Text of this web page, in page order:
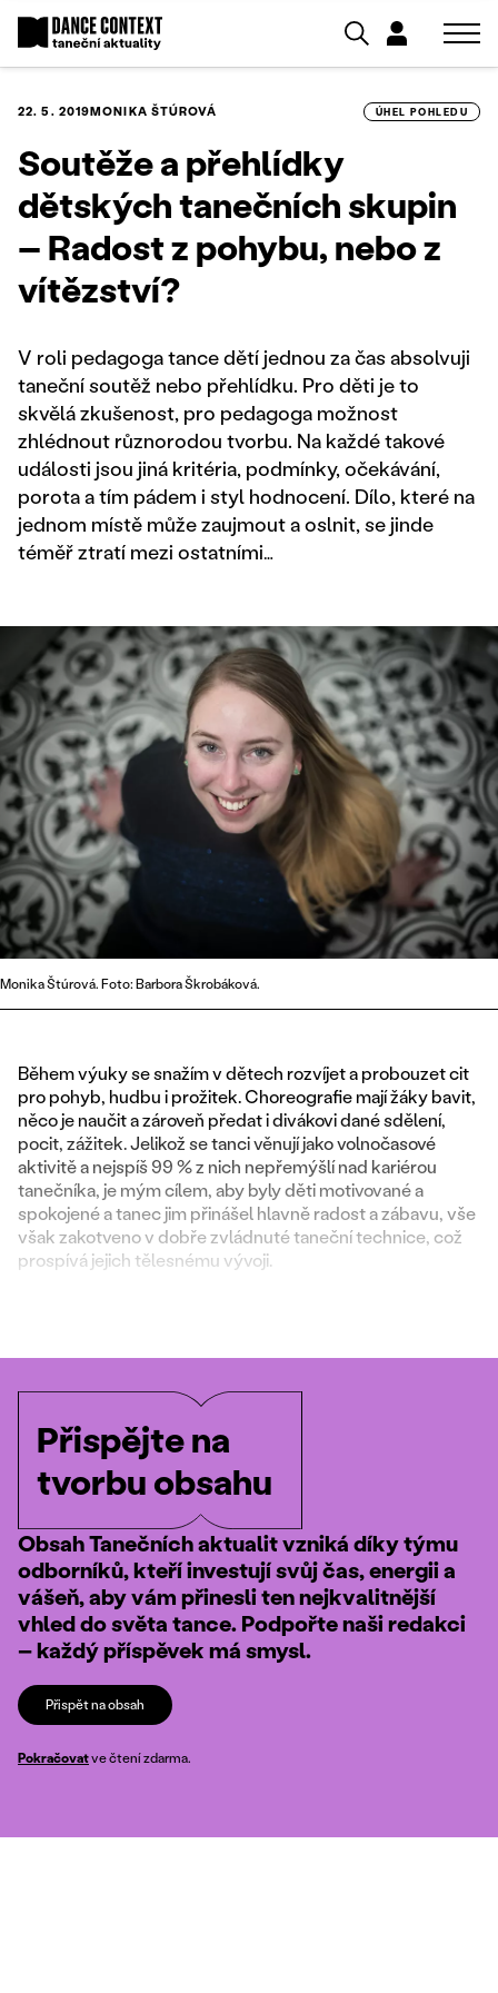
22. 5. 2019MONIKA ŠTÚROVÁ ÚHEL POHLEDU
Soutěže a přehlídky
dětských tanečních skupin
– Radost z pohybu, nebo z
vítězství?
V roli pedagoga tance dětí jednou za čas absolvuji
taneční soutěž nebo přehlídku. Pro děti je to
skvělá zkušenost, pro pedagoga možnost
zhlédnout různorodou tvorbu. Na každé takové
události jsou jiná kritéria, podmínky, očekávání,
porota a tím pádem i styl hodnocení. Dílo, které na
jednom místě může zaujmout a oslnit, se jinde
téměř ztratí mezi ostatními…
Monika Štúrová. Foto: Barbora Škrobáková.
Během výuky se snažím v dětech rozvíjet a probouzet cit
pro pohyb, hudbu i prožitek. Choreografie mají žáky bavit,
něco je naučit a zároveň předat i divákovi dané sdělení,
pocit, zážitek. Jelikož se tanci věnují jako volnočasové
aktivitě a nejspíš 99 % z nich nepřemýšlí nad kariérou
tanečníka, je mým cílem, aby byly děti motivované a
spokojené a tanec jim přinášel hlavně radost a zábavu, vše
však zakotveno v dobře zvládnuté taneční technice, což
prospívá jejich tělesnému vývoji.
Přispějte na
tvorbu obsahu
Obsah Tanečních aktualit vzniká díky týmu
odborníků, kteří investují svůj čas, energii a
vášeň, aby vám přinesli ten nejkvalitnější
vhled do světa tance. Podpořte naši redakci
– každý příspěvek má smysl.
Přispět na obsah
Pokračovatve čtení zdarma.